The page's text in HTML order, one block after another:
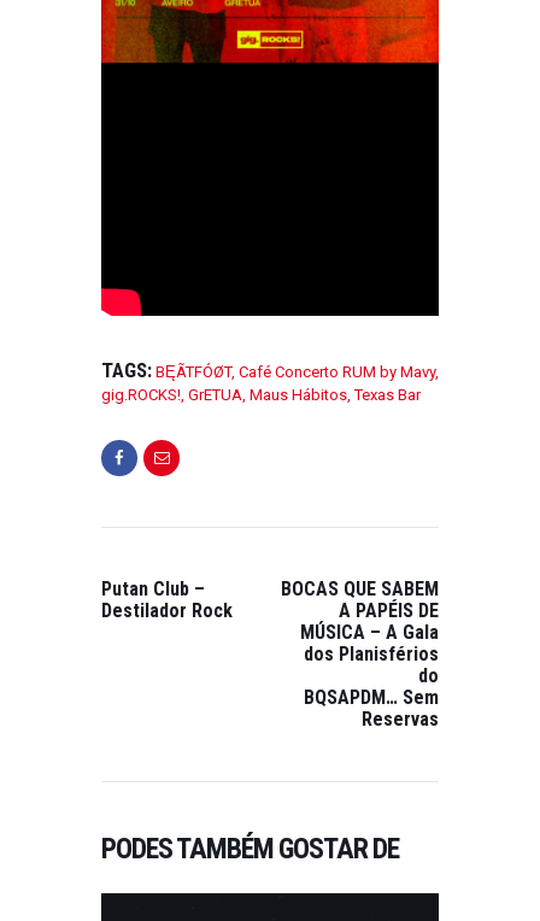
TAGS: BĘÃTFÓØT, Café Concerto RUM by Mavy,
gig.ROCKS!, GrETUA, Maus Hábitos,Texas Bar
Putan Club –
Destilador Rock
BOCAS QUE SABEM
A PAPÉIS DE
MÚSICA – A Gala
dos Planisférios
do
BQSAPDM… Sem
Reservas
PODES TAMBÉM GOSTAR DE